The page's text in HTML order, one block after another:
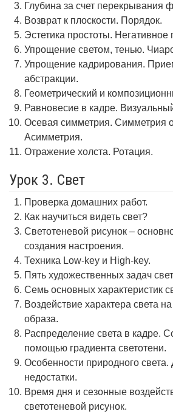
Глубина за счет перекрывания
Возврат к плоскости. Порядок.
Эстетика простоты. Негативное
Упрощение светом, тенью.
Упрощение кадрирования.
абстракции.
Геометрический и
Равновесие в кадре.
Осевая симметрия. Симметрия
Асимметрия.
Отражение холста. Ротация.
Урок 3. Свет
Проверка домашних работ.
Как научиться видеть свет?
Светотеневой рисунок –
создания настроения.
Техника Low-key и High-key.
Пять художественных задач
Семь основных характеристик
Воздействие характера света
образа.
Распределение света в кадре.
помощью градиента светотени.
Особенности природного света.
недостатки.
Время дня и сезонные
светотеневой рисунок.